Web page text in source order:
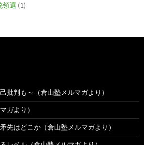
領選 (1)
批判も～（倉山塾メルマガより）
ガより）
先はどこか（倉山塾メルマガより）